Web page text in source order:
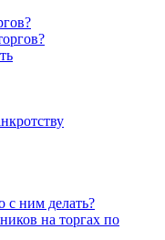
с ним делать?
на торгах по